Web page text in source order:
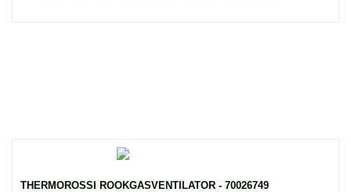
THERMOROSSI ROOKGASVENTILATOR - 70026749